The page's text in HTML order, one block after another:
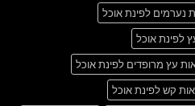
נערמים לפינת אוכל
לפינת אוכל
עץ מרופדים לפינת אוכל
קש לפינת אוכל